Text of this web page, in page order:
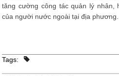
tăng cường công tác quản lý nhân,
của người nước ngoài tại địa phương.
Tags: